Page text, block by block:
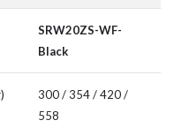
SRW20ZS-WF-
Black
300 / 354 / 420 /
558